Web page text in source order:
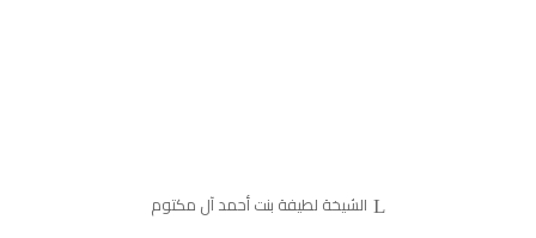
الشيخة لطيفة بنت أحمد آل مكتوم